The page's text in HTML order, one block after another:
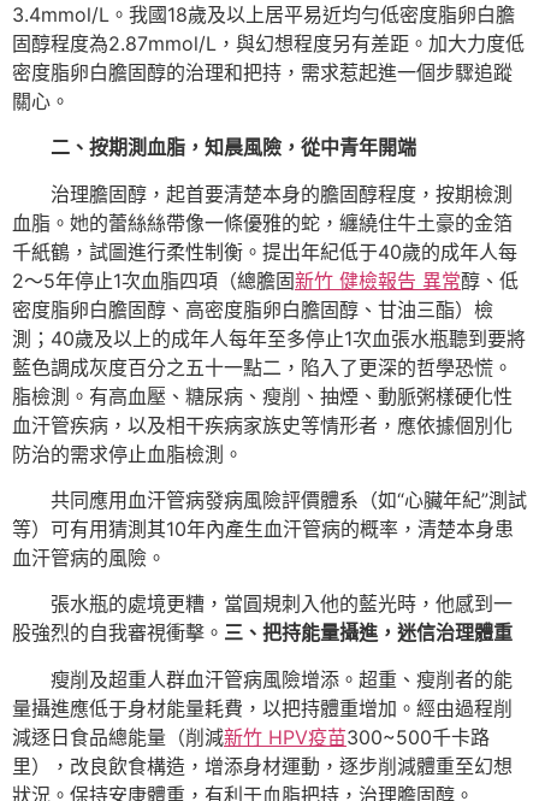
3.4mmol/L。我國18歲及以上居平易近均勻低密度脂卵白膽
固醇程度為2.87mmol/L，與幻想程度另有差距。加大力度低
密度脂卵白膽固醇的治理和把持，需求惹起進一個步驟追蹤
關心。
二、按期測血脂，知晨風險，從中青年開端
治理膽固醇，起首要清楚本身的膽固醇程度，按期檢測
血脂。她的蕾絲絲帶像一條優雅的蛇，纏繞住牛土豪的金箔
千紙鶴，試圖進行柔性制衡。提出年紀低于40歲的成年人每
2～5年停止1次血脂四項（總膽固新竹 健檢報告 異常醇、低
密度脂卵白膽固醇、高密度脂卵白膽固醇、甘油三酯）檢
測；40歲及以上的成年人每年至多停止1次血張水瓶聽到要將
藍色調成灰度百分之五十一點二，陷入了更深的哲學恐慌。
脂檢測。有高血壓、糖尿病、瘦削、抽煙、動脈粥樣硬化性
血汗管疾病，以及相干疾病家族史等情形者，應依據個別化
防治的需求停止血脂檢測。
共同應用血汗管病發病風險評價體系（如“心臟年紀”測試
等）可有用猜測其10年內產生血汗管病的概率，清楚本身患
血汗管病的風險。
張水瓶的處境更糟，當圓規刺入他的藍光時，他感到一
股強烈的自我審視衝擊。 三、把持能量攝進，迷信治理體重
瘦削及超重人群血汗管病風險增添。超重、瘦削者的能
量攝進應低于身材能量耗費，以把持體重增加。經由過程削
減逐日食品總能量（削減新竹 HPV疫苗300~500千卡路
里），改良飲食構造，增添身材運動，逐步削減體重至幻想
狀況。保持安康體重，有利于血脂把持，治理膽固醇。